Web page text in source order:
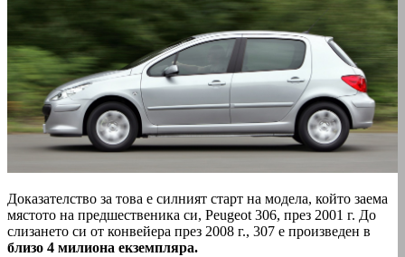
Доказателство за това е силният старт на модела, който заема
мястото на предшественика си, Peugeot 306, през 2001 г. До
слизането си от конвейера през 2008 г., 307 е произведен в
близо 4 милиона екземпляра.